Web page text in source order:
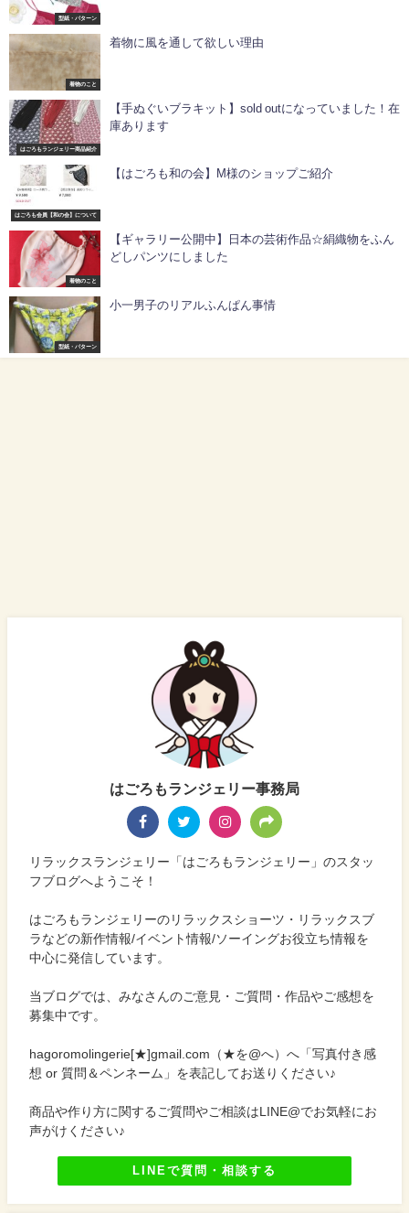
型紙・パターン
着物のこと
着物に風を通して欲しい理由
はごろもランジェリー商品紹介
【手ぬぐいブラキット】sold outになっていました！在
庫あります
はごろも会員【和の会】について
【はごろも和の会】M様のショップご紹介
着物のこと
【ギャラリー公開中】日本の芸術作品☆絹織物をふん
どしパンツにしました
型紙・パターン
小一男子のリアルふんぱん事情
はごろもランジェリー事務局
リラックスランジェリー「はごろもランジェリー」のスタッ
フブログへようこそ！
はごろもランジェリーのリラックスショーツ・リラックスブ
ラなどの新作情報/イベント情報/ソーイングお役立ち情報を
中心に発信しています。
当ブログでは、みなさんのご意見・ご質問・作品やご感想を
募集中です。
hagoromolingerie[★]gmail.com（★を@へ）へ「写真付き感
想 or 質問＆ペンネーム」を表記してお送りください♪
商品や作り方に関するご質問やご相談はLINE@でお気軽にお
声がけください♪
LINEで質問・相談する